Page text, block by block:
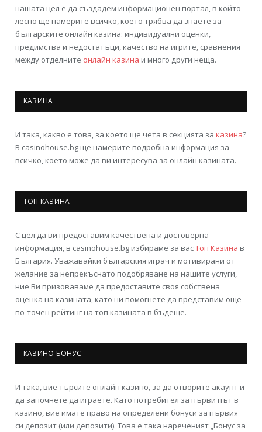
нашата цел е да създадем информационен портал, в който
лесно ще намерите всичко, което трябва да знаете за
българските онлайн казина: индивидуални оценки,
предимства и недостатъци, качество на игрите, сравнения
между отделните онлайн казина и много други неща.
КАЗИНА
И така, какво е това, за което ще чета в секцията за казина?
В casinohouse.bg ще намерите подробна информация за
всичко, което може да ви интересува за онлайн казината.
ТОП КАЗИНА
С цел да ви предоставим качествена и достоверна
информация, в casinohouse.bg избираме за васТоп Казина в
България. Уважавайки българския играч и мотивирани от
желание за непрекъснато подобряване на нашите услуги,
ние Ви призоваваме да предоставите своя собствена
оценка на казината, като ни помогнете да представим още
по-точен рейтинг на топ казината в бъдеще.
КАЗИНО БОНУС
И така, вие търсите онлайн казино, за да отворите акаунт и
да започнете да играете. Като потребител за първи път в
казино, вие имате право на определени бонуси за първия
си депозит (или депозити). Това е така нареченият „Бонус за